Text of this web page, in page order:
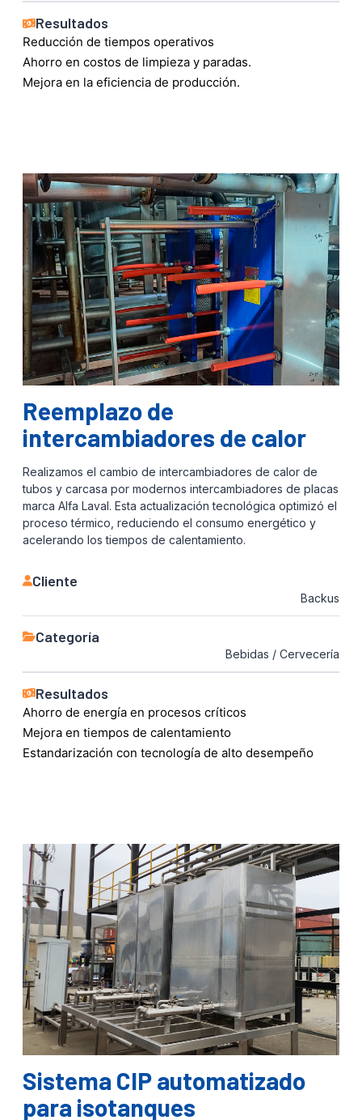
Resultados
Reducción de tiempos operativos
Ahorro en costos de limpieza y paradas.
Mejora en la eficiencia de producción.
Reemplazo de
intercambiadores de calor
Realizamos el cambio de intercambiadores de calor de
tubos y carcasa por modernos intercambiadores de placas
marca Alfa Laval. Esta actualización tecnológica optimizó el
proceso térmico, reduciendo el consumo energético y
acelerando los tiempos de calentamiento.
Cliente
Backus
Categoría
Bebidas / Cervecería
Resultados
Ahorro de energía en procesos críticos
Mejora en tiempos de calentamiento
Estandarización con tecnología de alto desempeño
Sistema CIP automatizado
para isotanques